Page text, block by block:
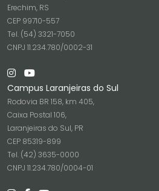
Erechim, RS
CEP 99710-557
Tel. (54) 3321-7050
CNPJ 11.234.780/0002-31
Campus Laranjeiras do Sul
Rodovia BR 158, km 405,
Caixa Postal 106,
Laranjeiras do Sul, PR
CEP 85319-899
Tel. (42) 3635-0000
CNPJ 11.234.780/0004-01